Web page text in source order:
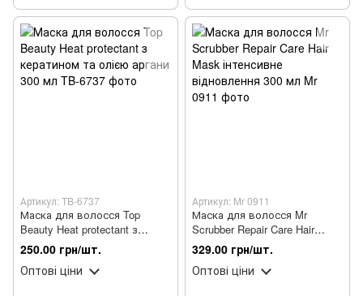
Артикул: TB-6737
Маска для волосся Top
Beauty Heat protectant з
кератином та олією аргани
300 мл
250.00 грн/шт.
Оптові ціни
Артикул: Mr 0911
Маска для волосся Mr
Scrubber Repair Care Hair
Mask інтенсивне відновлення
300 мл
329.00 грн/шт.
Оптові ціни